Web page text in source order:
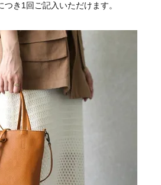
き1回ご記入いただけます。